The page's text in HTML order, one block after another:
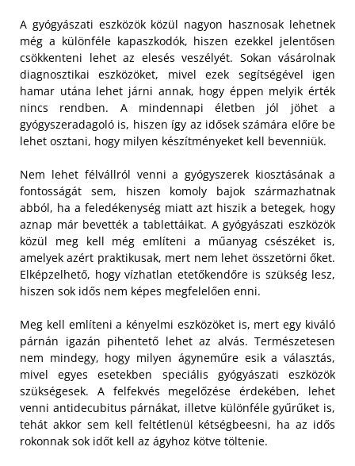
A gyógyászati eszközök közül nagyon hasznosak lehetnek
még a különféle kapaszkodók, hiszen ezekkel jelentősen
csökkenteni lehet az elesés veszélyét. Sokan vásárolnak
diagnosztikai eszközöket, mivel ezek segítségével igen
hamar utána lehet járni annak, hogy éppen melyik érték
nincs rendben. A mindennapi életben jól jöhet a
gyógyszeradagoló is, hiszen így az idősek számára előre be
lehet osztani, hogy milyen készítményeket kell bevenniük.
Nem lehet félvállról venni a gyógyszerek kiosztásának a
fontosságát sem, hiszen komoly bajok származhatnak
abból, ha a feledékenység miatt azt hiszik a betegek, hogy
aznap már bevették a tablettáikat. A gyógyászati eszközök
közül meg kell még említeni a műanyag csészéket is,
amelyek azért praktikusak, mert nem lehet összetörni őket.
Elképzelhető, hogy vízhatlan etetőkendőre is szükség lesz,
hiszen sok idős nem képes megfelelően enni.
Meg kell említeni a kényelmi eszközöket is, mert egy kiváló
párnán igazán pihentető lehet az alvás. Természetesen
nem mindegy, hogy milyen ágyneműre esik a választás,
mivel egyes esetekben speciális gyógyászati eszközök
szükségesek. A felfekvés megelőzése érdekében, lehet
venni antidecubitus párnákat, illetve különféle gyűrűket is,
tehát akkor sem kell feltétlenül kétségbeesni, ha az idős
rokonnak sok időt kell az ágyhoz kötve töltenie.